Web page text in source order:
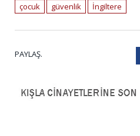
çocuk güvenlik İngiltere
PAYLAŞ.